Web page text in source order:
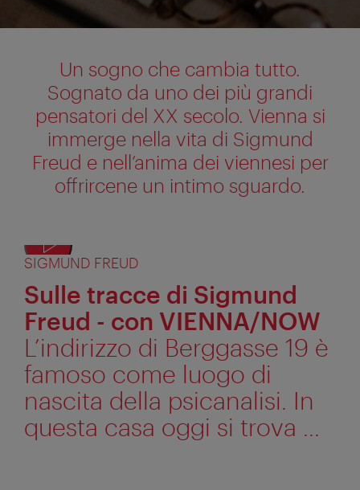
Un sogno che cambia tutto.
Sognato da uno dei più grandi
pensatori del XX secolo. Vienna si
immerge nella vita di Sigmund
Freud e nell’anima dei viennesi per
offrircene un intimo sguardo.
SIGMUND FREUD
Sulle tracce di Sigmund
Freud - con VIENNA/NOW
L’indirizzo di Berggasse 19 è
famoso come luogo di
nascita della psicanalisi. In
questa casa oggi si trova ...